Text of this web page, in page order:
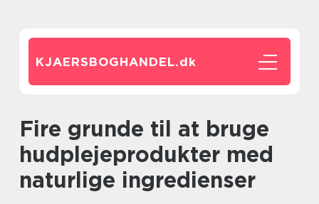
KJAERSBOGHANDEL.dk
Fire grunde til at bruge
hudplejeprodukter med
naturlige ingredienser